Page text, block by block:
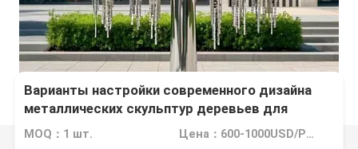
Варианты настройки современного дизайна
металлических скульптур деревьев для
украшения сада или отеля
MOQ：1 шт. Цена：600-1000USD/PCS(Negotiate)